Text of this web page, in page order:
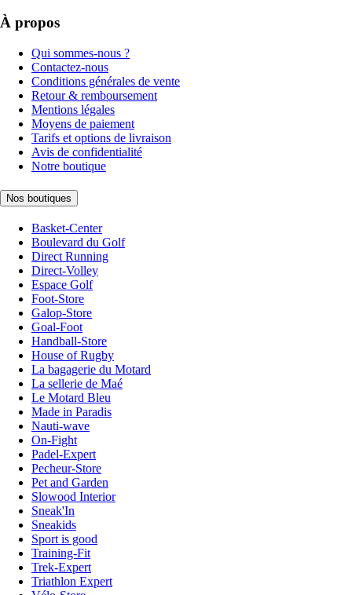
À propos
Qui sommes-nous ?
Contactez-nous
Conditions générales de vente
Retour & remboursement
Mentions légales
Moyens de paiement
Tarifs et options de livraison
Avis de confidentialité
Notre boutique
Nos boutiques
Basket-Center
Boulevard du Golf
Direct Running
Direct-Volley
Espace Golf
Foot-Store
Galop-Store
Goal-Foot
Handball-Store
House of Rugby
La bagagerie du Motard
La sellerie de Maé
Le Motard Bleu
Made in Paradis
Nauti-wave
On-Fight
Padel-Expert
Pecheur-Store
Pet and Garden
Slowood Interior
Sneak'In
Sneakids
Sport is good
Training-Fit
Trek-Expert
Triathlon Expert